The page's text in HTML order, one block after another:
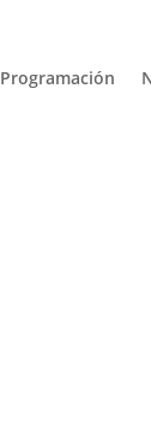
Programación